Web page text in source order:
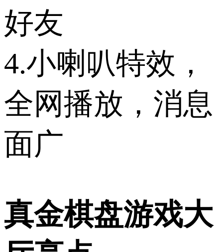
好友
4.小喇叭特效，
全网播放，消息
面广
真金棋盘游戏大